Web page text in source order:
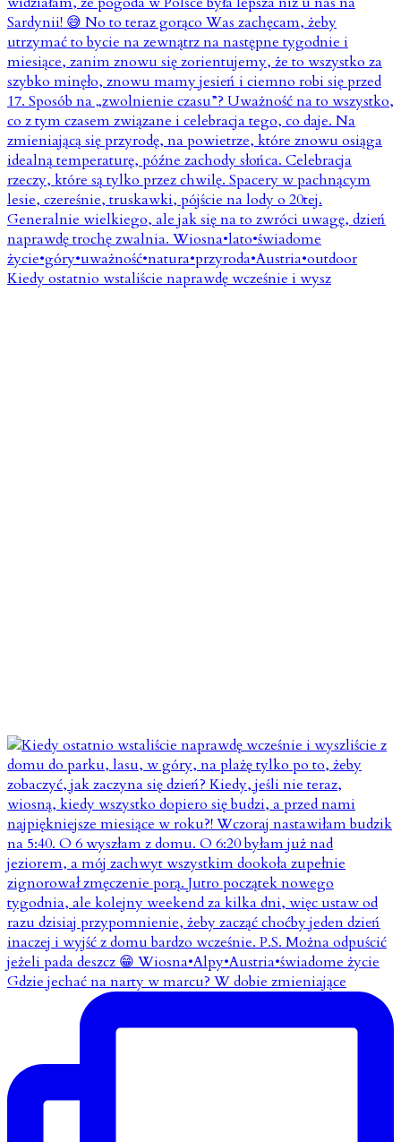
Kiedy ostatnio wstaliście naprawdę wcześnie i wysz
Gdzie jechać na narty w marcu? W dobie zmieniające